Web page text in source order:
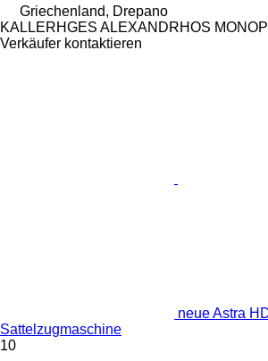
Griechenland, Drepano
KALLERHGES ALEXANDRHOS
Verkäufer kontaktieren
neue Astra
Sattelzugmaschine
10